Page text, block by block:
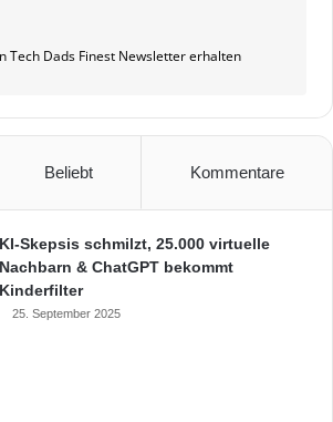
Tech Dads Finest Newsletter erhalten
Beliebt Kommentare
KI-Skepsis schmilzt, 25.000 virtuelle
Nachbarn & ChatGPT bekommt
Kinderfilter
25. September 2025